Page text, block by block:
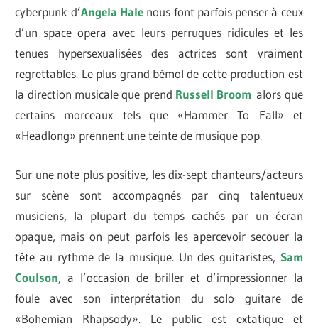
cyberpunk d’Angela Hale nous font parfois penser à ceux
d’un space opera avec leurs perruques ridicules et les
tenues hypersexualisées des actrices sont vraiment
regrettables. Le plus grand bémol de cette production est
la direction musicale que prend Russell Broomalors que
certains morceaux tels que «Hammer To Fall» et
«Headlong» prennent une teinte de musique pop.
Sur une note plus positive, les dix-sept chanteurs/acteurs
sur scène sont accompagnés par cinq talentueux
musiciens, la plupart du temps cachés par un écran
opaque, mais on peut parfois les apercevoir secouer la
tête au rythme de la musique. Un des guitaristes, Sam
Coulson, a l’occasion de briller et d’impressionner la
foule avec son interprétation du solo guitare de
«Bohemian Rhapsody». Le public est extatique et